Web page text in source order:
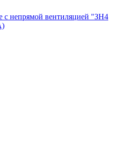
с непрямой вентиляцией "ЗН4